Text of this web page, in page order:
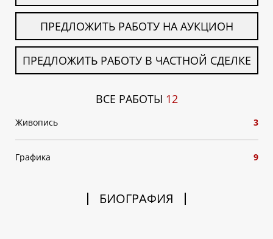
ПРЕДЛОЖИТЬ РАБОТУ НА АУКЦИОН
ПРЕДЛОЖИТЬ РАБОТУ В ЧАСТНОЙ СДЕЛКЕ
ВСЕ РАБОТЫ 12
Живопись 3
Графика 9
БИОГРАФИЯ